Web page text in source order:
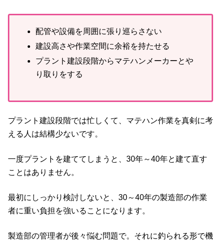
配管や設備を周囲に張り巡らさない
建設高さや作業空間に余裕を持たせる
プラント建設段階からマテハンメーカーとや
り取りをする
プラント建設段階では忙しくて、マテハン作業を真剣に考
える人は結構少ないです。
一度プラントを建ててしまうと、30年～40年と建て直す
ことはありません。
最初にしっかり検討しないと、30～40年の製造部の作業
者に重い負担を強いることになります。
製造部の管理者が後々悩む問題で。それに釣られる形で機